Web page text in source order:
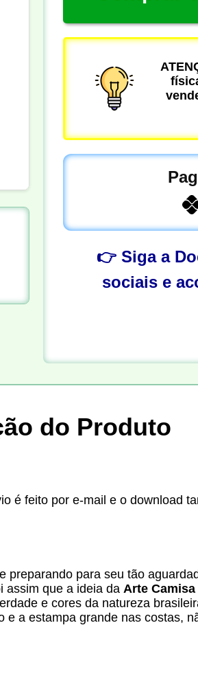
👉 Siga a
sociais e
do Produto
é feito por e-mail e o download
para seu tão
assim que a ideia da Arte
e cores da natureza
a estampa grande nas costas,